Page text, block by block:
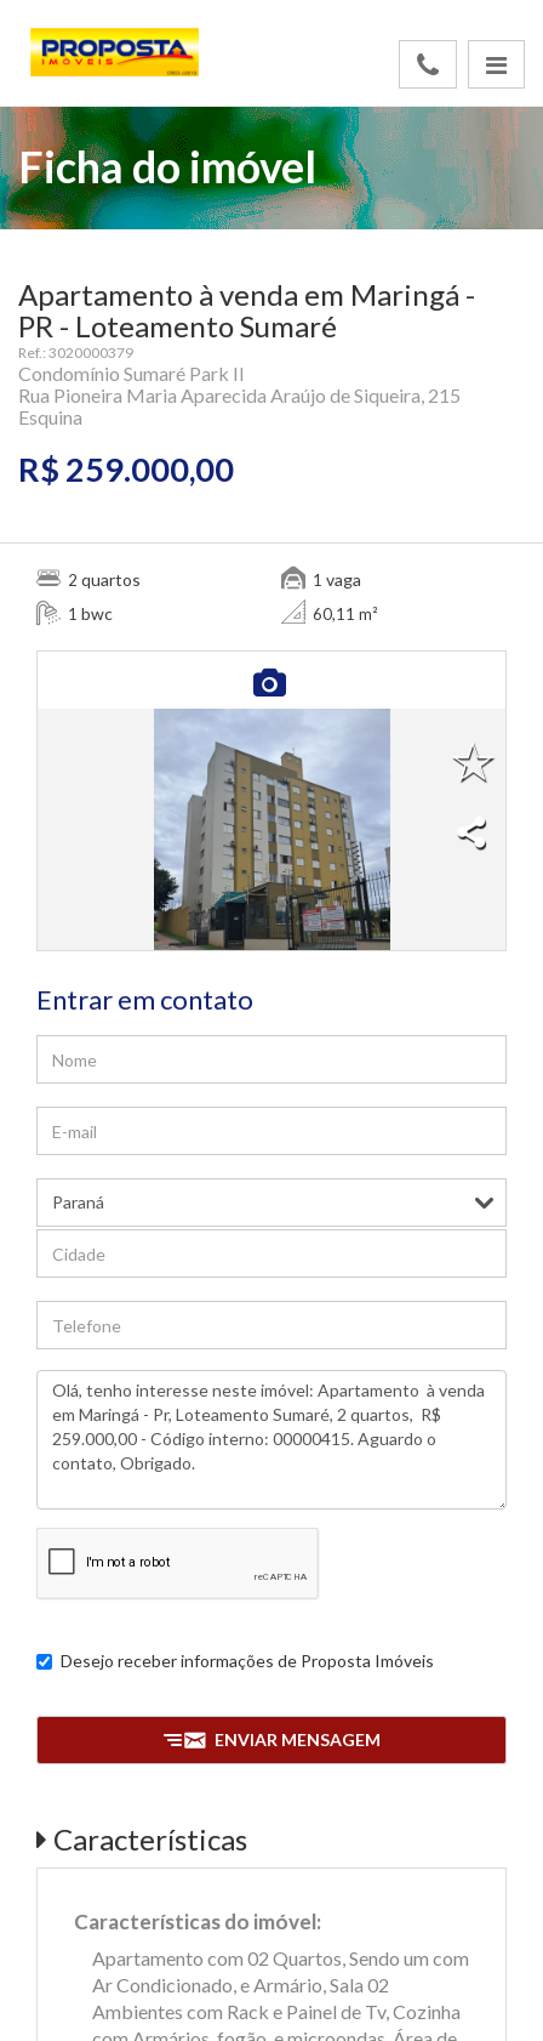
Ficha do imóvel
Apartamento à venda em Maringá -
PR - Loteamento Sumaré
Ref.: 3020000379
Condomínio Sumaré Park II
Rua Pioneira Maria Aparecida Araújo de Siqueira, 215
Esquina
R$ 259.000,00
2 quartos
1 bwc
1 vaga
60,11 m²
Entrar em contato
Desejo receber informações de Proposta Imóveis
ENVIAR MENSAGEM
Características
Características do imóvel:
Apartamento com 02 Quartos, Sendo um com
Ar Condicionado, e Armário, Sala 02
Ambientes com Rack e Painel de Tv, Cozinha